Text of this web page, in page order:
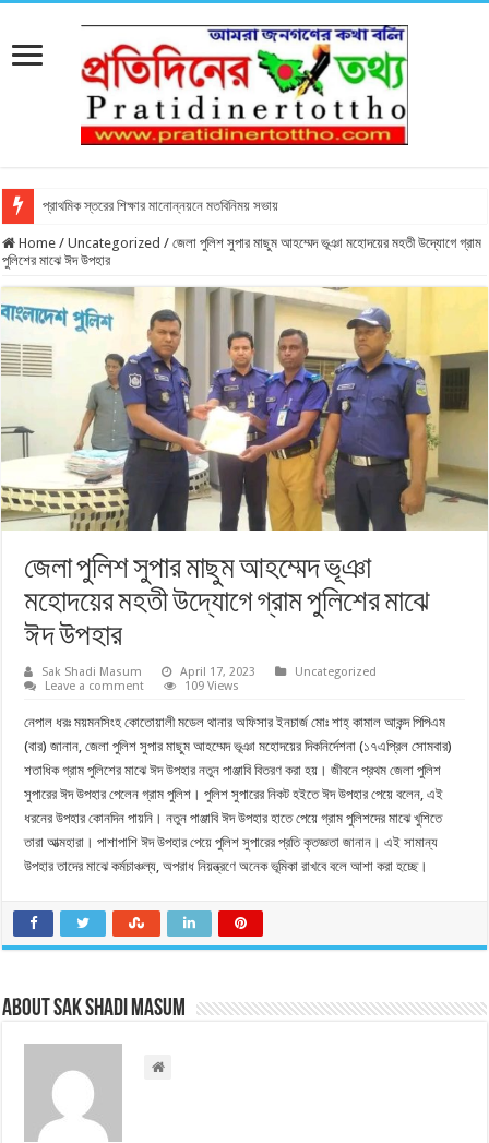
প্রাথমিক স্তরের শিক্ষার মানোন্নয়নে মতবিনিময় সভায়
Home / Uncategorized / জেলা পুলিশ সুপার মাছুম আহম্মেদ ভূঞা মহোদয়ের মহতী উদ্যোগে গ্রাম
পুলিশের মাঝে ঈদ উপহার
জেলা পুলিশ সুপার মাছুম আহম্মেদ ভূঞা
মহোদয়ের মহতী উদ্যোগে গ্রাম পুলিশের মাঝে
ঈদ উপহার
Sak Shadi Masum April 17, 2023
Uncategorized
Leave a comment
109 Views
নেপাল ধরঃ ময়মনসিংহ কোতোয়ালী মডেল থানার অফিসার ইনচার্জ মোঃ শাহ্ কামাল আকন্দ পিপিএম
(বার) জানান, জেলা পুলিশ সুপার মাছুম আহম্মেদ ভূঞা মহোদয়ের দিকনির্দেশনা (১৭এপ্রিল সোমবার)
শতাধিক গ্রাম পুলিশের মাঝে ঈদ উপহার নতুন পাঞ্জাবি বিতরণ করা হয়। জীবনে প্রথম জেলা পুলিশ
সুপারের ঈদ উপহার পেলেন গ্রাম পুলিশ। পুলিশ সুপারের নিকট হইতে ঈদ উপহার পেয়ে বলেন, এই
ধরনের উপহার কোনদিন পায়নি। নতুন পাঞ্জাবি ঈদ উপহার হাতে পেয়ে গ্রাম পুলিশদের মাঝে খুশিতে
তারা আত্মহারা। পাশাপাশি ঈদ উপহার পেয়ে পুলিশ সুপারের প্রতি কৃতজ্ঞতা জানান। এই সামান্য
উপহার তাদের মাঝে কর্মচাঞ্চল্য, অপরাধ নিয়ন্ত্রণে অনেক ভূমিকা রাখবে বলে আশা করা হচ্ছে।
About Sak Shadi Masum